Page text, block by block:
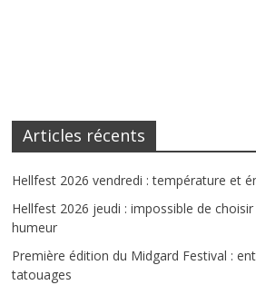
Articles récents
Hellfest 2026 vendredi : température et
Hellfest 2026 jeudi : impossible de
humeur
Première édition du Midgard Festival :
tatouages